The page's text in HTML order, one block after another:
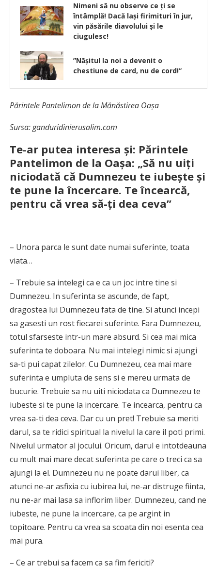
Nimeni să nu observe ce ţi se
întâmplă! Dacă laşi firimituri în jur,
vin păsările diavolului şi le
ciugulesc!
”Năşitul la noi a devenit o
chestiune de card, nu de cord!”
Părintele Pantelimon de la Mănăstirea Oaşa
Sursa: ganduridinierusalim.com
Te-ar putea interesa și: Părintele
Pantelimon de la Oașa: „Să nu uiți
niciodată că Dumnezeu te iubește și
te pune la încercare. Te încearcă,
pentru că vrea să-ți dea ceva”
– Unora parca le sunt date numai suferinte, toata
viata…
– Trebuie sa intelegi ca e ca un joc intre tine si
Dumnezeu. In suferinta se ascunde, de fapt,
dragostea lui Dumnezeu fata de tine. Si atunci incepi
sa gasesti un rost fiecarei suferinte. Fara Dumnezeu,
totul sfarseste intr-un mare absurd. Si cea mai mica
suferinta te doboara. Nu mai intelegi nimic si ajungi
sa-ti pui capat zilelor. Cu Dumnezeu, cea mai mare
suferinta e umpluta de sens si e mereu urmata de
bucurie. Trebuie sa nu uiti niciodata ca Dumnezeu te
iubeste si te pune la incercare. Te incearca, pentru ca
vrea sa-ti dea ceva. Dar cu un pret! Trebuie sa meriti
darul, sa te ridici spiritual la nivelul la care il poti primi.
Nivelul urmator al jocului. Oricum, darul e intotdeauna
cu mult mai mare decat suferinta pe care o treci ca sa
ajungi la el. Dumnezeu nu ne poate darui liber, ca
atunci ne-ar asfixia cu iubirea lui, ne-ar distruge fiinta,
nu ne-ar mai lasa sa inflorim liber. Dumnezeu, cand ne
iubeste, ne pune la incercare, ca pe argint in
topitoare. Pentru ca vrea sa scoata din noi esenta cea
mai pura.
– Ce ar trebui sa facem ca sa fim fericiti?